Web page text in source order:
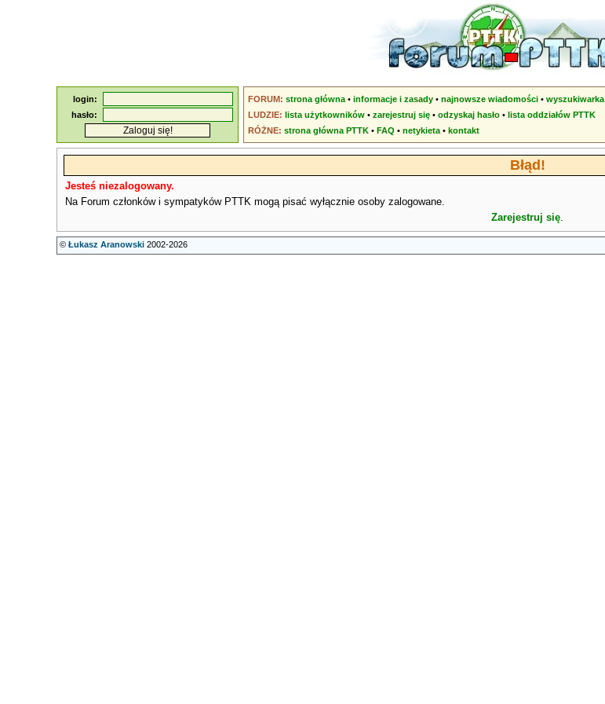
login:
hasło:
FORUM: strona główna • informacje i zasady • najnowsze wiadomości • wyszukiwarka
LUDZIE: lista użytkowników • zarejestruj się • odzyskaj hasło • lista oddziałów PTTK
RÓŻNE: strona główna PTTK • FAQ • netykieta • kontakt
Błąd!
Jesteś niezalogowany.
Na Forum członków i sympatyków PTTK mogą pisać wyłącznie osoby zalogowane.
Zarejestruj się.
© Łukasz Aranowski 2002-2026